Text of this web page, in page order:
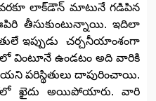
లాక్‌డౌన్‌ మాటునే గడిపిన
తీసుకుంటున్నాయి. ఇదిలా
ఇప్పుడు చర్చనీయాంశంగా
వింటూనే ఉండటం అది వారికి
పరిస్థితులు దాపురించాయి.
ఖైదు అయిపోయారు. వారి